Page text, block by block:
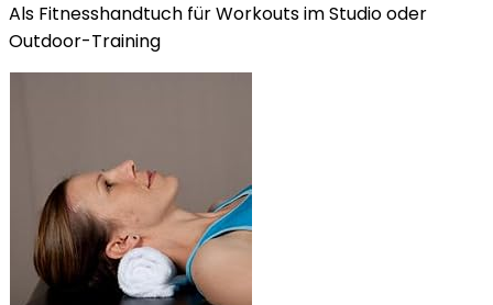
Als Fitnesshandtuch für Workouts im Studio oder
Outdoor-Training